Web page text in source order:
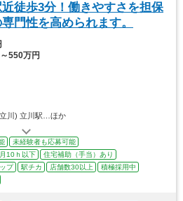
徒歩3分！働きやすさを担保
門性を高められます。
550万円
立川) 立川駅…ほか
未経験者も応募可能
10ｈ以下
住宅補助（手当）あり
プ 駅チカ 店舗数30以上
積極採用中